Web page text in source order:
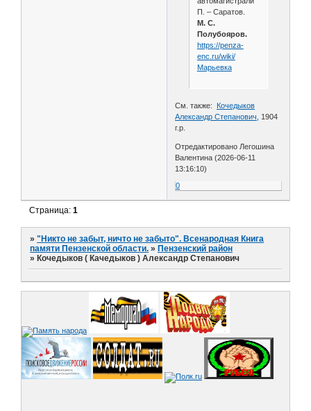
П. – Саратов.
М. С.
Полубояров.
https://penza-
enc.ru/wiki/
Марьевка
См. также: Кочедыков
Александр Степанович , 1904
г.р.
Отредактировано Легошина
Валентина (2026-06-11
13:16:10)
0
Страница:1
»"Никто не забыт, ничто не забыто". Всенародная Книга
памяти Пензенской области. » Пензенский район
» Кочедыков ( Качедыков ) Александр Степанович